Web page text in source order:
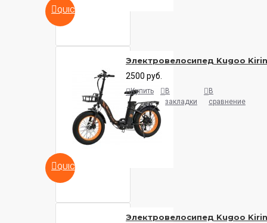
QUICKVIEW
QUICKVIEW
Электровелосипед Kugoo
2500 руб.
Купить
В
закладки
В
сравнение
Электровелосипед Kugoo